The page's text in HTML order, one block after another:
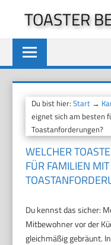
springen
TOASTER
Du bist hier:Start →
eignet sich am besten
Toastanforderungen?
WELCHER
FÜR FAMILIEN
Du kennst das sicher:
Mitbewohner vor der
gleichmäßig gebräunt.